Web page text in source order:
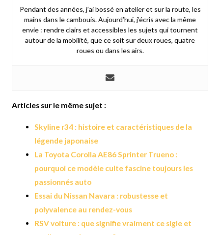
Pendant des années, j’ai bossé en atelier et sur la route, les
mains dans le cambouis. Aujourd’hui, j’écris avec la même
envie : rendre clairs et accessibles les sujets qui tournent
autour de la mobilité, que ce soit sur deux roues, quatre
roues ou dans les airs.
Articles sur le même sujet :
Skyline r34 : histoire et caractéristiques de la
légende japonaise
La Toyota Corolla AE86 Sprinter Trueno :
pourquoi ce modèle culte fascine toujours les
passionnés auto
Essai du Nissan Navara : robustesse et
polyvalence au rendez-vous
RSV voiture : que signifie vraiment ce sigle et